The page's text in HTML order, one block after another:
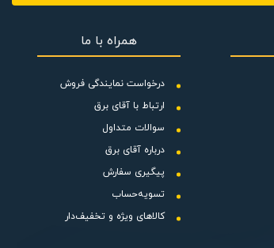
همراه با ما
درخواست نمایندگی فروش
ارتباط با آقای برق
سوالات متداول
درباره آقای برق
پیگیری سفارش
تسویه‌حساب
کالاهای ویژه و تخفیف‌دار